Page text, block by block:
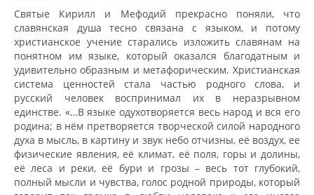
Святые Кирилл и Мефодий прекрасно поняли, что
славянская душа тесно связана с языком, и потому
христианское учение старались изложить славянам на
понятном им языке, который оказался благодатным и
удивительно образным и метафорическим. Христианская
система ценностей стала частью родного слова, и
русский человек воспринимал их в неразрывном
единстве. «…В языке одухотворяется весь народ и вся его
родина; в нём претворяется творческой силой народного
духа в мысль, в картину и звук небо отчизны, её воздух, ее
физические явления, её климат, её поля, горы и долины,
её леса и реки, её бури и грозы – весь тот глубокий,
полный мысли и чувства, голос родной природы, который